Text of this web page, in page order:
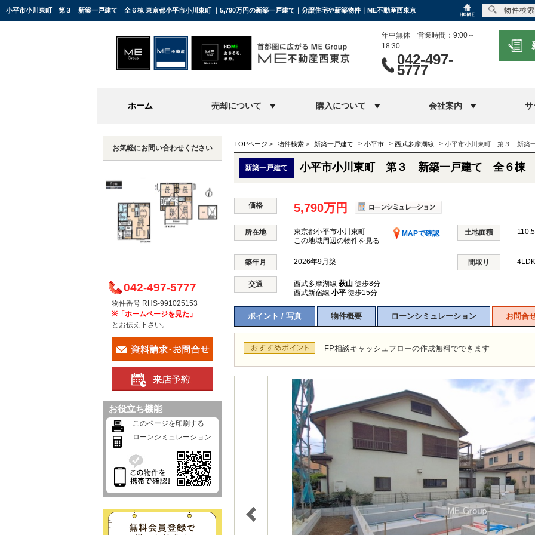
小平市小川東町 第３ 新築一戸建て 全６棟 東京都小平市小川東町 ｜5,790万円の新築一戸建て｜分譲住宅や新築物件｜ME不動産西東京
年中無休 営業時間：9:00～
18:30
042-497-
5777
ホーム 売却について 購入について 会社案内
TOPページ > 物件検索 > 新築一戸建て > 小平市 > 西武多摩湖線 > 小平市小川東町 第３ 新築
新築一戸建て 小平市小川東町 第３ 新築一戸建て 全６棟
価格 5,790万円
所在地 東京都小平市小川東町
MAPで確認
この地域周辺の物件を見る
土地面積
築年月 2026年9月築 間取り
交通 西武多摩湖線 萩山 徒歩8分
西武新宿線 小平 徒歩15分
ポイント / 写真 物件概要 ローンシミュレーション お問合
FP相談キャッシュフローの作成無料でできます
お気軽にお問い合わせください
042-497-5777
物件番号 RHS-991025153
※「ホームページを見た」
とお伝え下さい。
お役立ち機能
このページを印刷する
ローンシミュレーション
物件検索